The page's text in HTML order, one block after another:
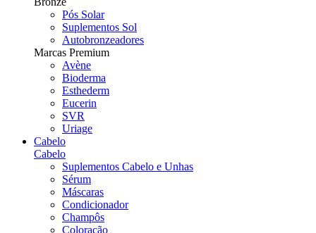
Pós Solar
Suplementos Sol
Autobronzeadores
Marcas Premium
Avène
Bioderma
Esthederm
Eucerin
SVR
Uriage
Cabelo
Cabelo
Suplementos Cabelo e Unhas
Sérum
Máscaras
Condicionador
Champôs
Coloração